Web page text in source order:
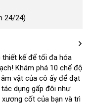
24/24)
kế để tối đa hóa
Khám phá 10 chế độ
vật của cô ấy để đạt
dụng gấp đôi như
cốt của bạn và trì